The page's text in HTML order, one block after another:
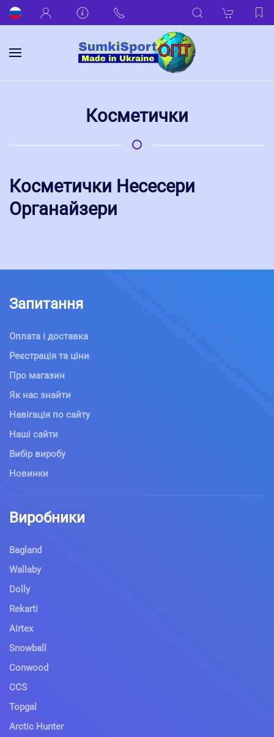
Косметички
Косметички Несесери
Органайзери
Запитання
Оплата і доставка
Реєстрація та ціни
Про магазин
Як нас знайти
Навігація по сайту
Наші сайти
Вибір виробу
Новинки
Виробники
Bagland
Wallaby
Dolly
Rekarti
Airtex
Snowball
Conwood
CCS
Topgal
Arctic Hunter